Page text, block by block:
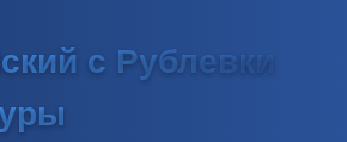
с Рублевки